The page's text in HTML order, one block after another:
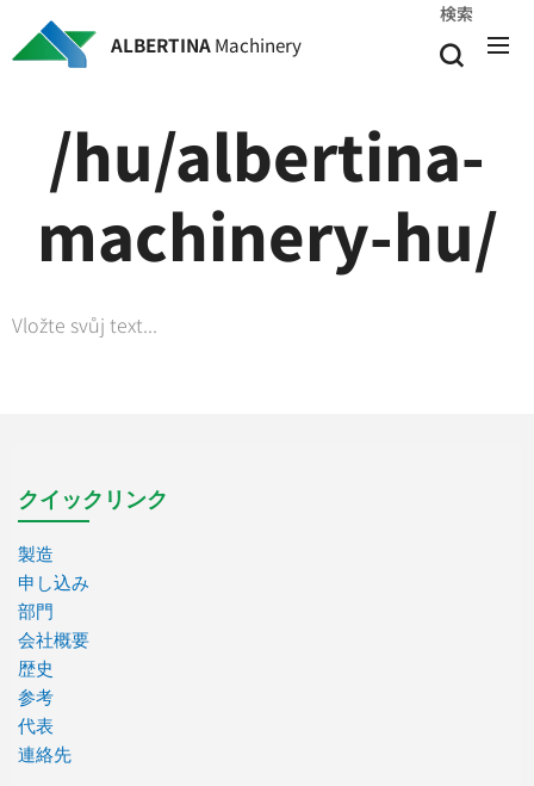
ALBERTINAMachinery
検索
/hu/albertina-
machinery-hu/
Vložte svůj text...
クイックリンク
製造
申し込み
部門
会社概要
歴史
参考
代表
連絡先